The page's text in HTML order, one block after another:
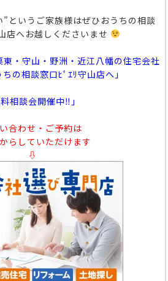
というご家族様はぜひおうちの相談
店へお越しくださいませ
東・守山・野洲・近江八幡の住宅会社
の相談窓口ﾋﾟｴﾘ守山店へ」
料相談会開催中‼」
合わせ・ご予約は
らしていただけます
⇩